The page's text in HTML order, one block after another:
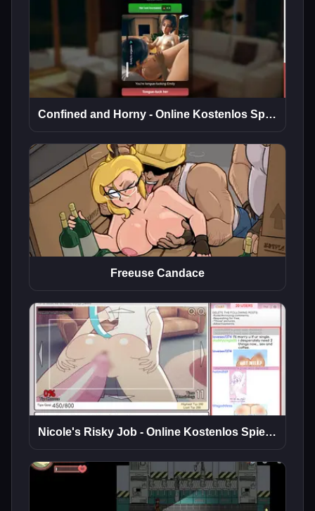
Confined and Horny - Online Kostenlos Spielen
Freeuse Candace
Nicole's Risky Job - Online Kostenlos Spielen